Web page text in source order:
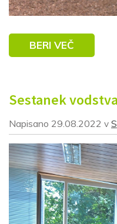
BERI VEČ
Sestanek
Napisano 29.08.2022 v